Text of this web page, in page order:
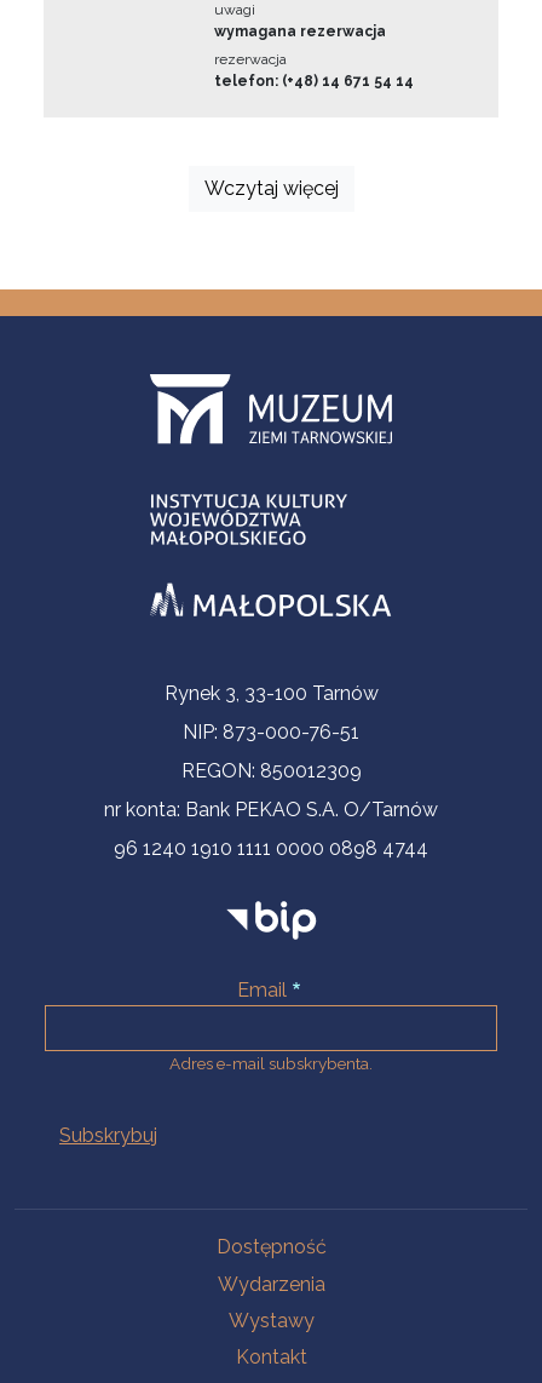
uwagi
wymagana rezerwacja
rezerwacja
telefon: (+48) 14 671 54 14
Wczytaj więcej
Informacje kontaktoweRynek 3, 33-100 Tarnów
NIP: 873-000-76-51
REGON: 850012309
nr konta: Bank PEKAO S.A. O/Tarnów
96 1240 1910 1111 0000 0898 4744
Email
Adres e-mail subskrybenta.
Dostępność
Wydarzenia
Wystawy
Kontakt